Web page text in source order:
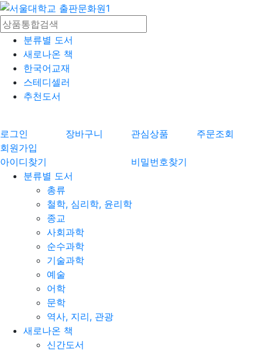
분류별 도서
새로나온 책
한국어교재
스테디셀러
추천도서
로그인 장바구니 관심상품
주문조회
회원가입
아이디찾기
비밀번호찾기
분류별 도서
총류
철학, 심리학, 윤리학
종교
사회과학
순수과학
기술과학
예술
어학
문학
역사, 지리, 관광
새로나온 책
신간도서